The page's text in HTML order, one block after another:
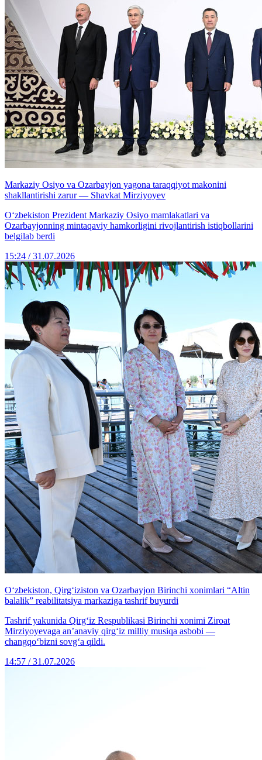
Markaziy Osiyo va Ozarbayjon yagona taraqqiyot makonini
shakllantirishi zarur — Shavkat Mirziyoyev
Oʻzbekiston Prezident Markaziy Osiyo mamlakatlari va
Ozarbayjonning mintaqaviy hamkorligini rivojlantirish istiqbollarini
belgilab berdi
15:24 / 31.07.2026
O‘zbekiston, Qirg‘iziston va Ozarbayjon Birinchi xonimlari “Altin
balalik” reabilitatsiya markaziga tashrif buyurdi
Tashrif yakunida Qirg‘iz Respublikasi Birinchi xonimi Ziroat
Mirziyoyevaga an’anaviy qirg‘iz milliy musiqa asbobi —
changqo‘bizni sovg‘a qildi.
14:57 / 31.07.2026